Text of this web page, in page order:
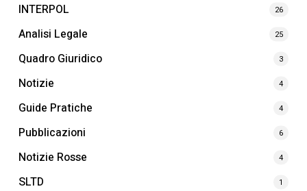
INTERPOL 26
Analisi Legale 25
Quadro Giuridico 3
Notizie 4
Guide Pratiche 4
Pubblicazioni 6
Notizie Rosse 4
SLTD 1